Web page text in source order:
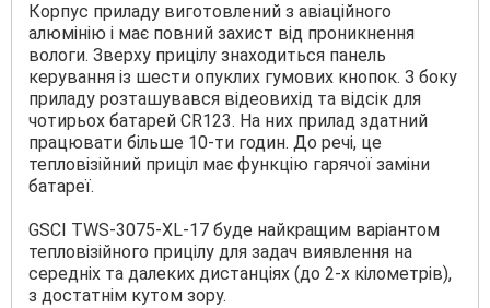
Корпус приладу виготовлений з авіаційного
алюмінію і має повний захист від проникнення
вологи. Зверху прицілу знаходиться панель
керування із шести опуклих гумових кнопок. З боку
приладу розташувався відеовихід та відсік для
чотирьох батарей CR123. На них прилад здатний
працювати більше 10-ти годин. До речі, це
тепловізійний приціл має функцію гарячої заміни
батареї.
GSCI TWS-3075-XL-17 буде найкращим варіантом
тепловізійного прицілу для задач виявлення на
середніх та далеких дистанціях (до 2-х кілометрів),
з достатнім кутом зору.